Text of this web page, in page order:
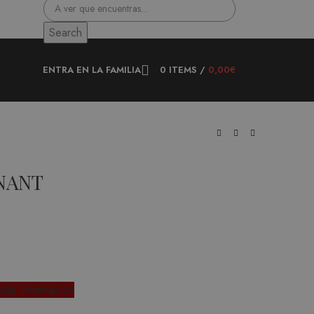
Search
ENTRA EN LA FAMILIA 0 ITEMS / 0,00€
Información